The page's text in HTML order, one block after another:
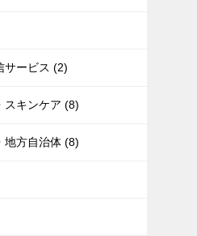
サービス (2)
スキンケア (8)
地方自治体 (8)